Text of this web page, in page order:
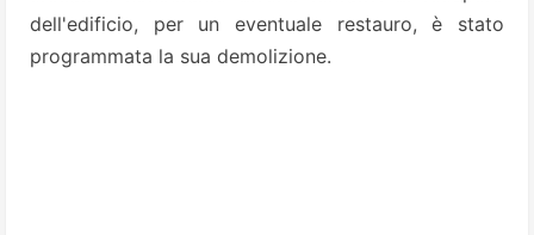
dell'edificio, per un eventuale restauro, è stato
programmata la sua demolizione.